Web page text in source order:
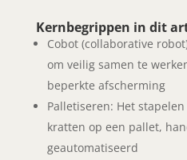
Kernbegrippen in dit
Cobot (collaborative
om veilig samen te
beperkte afscherming
Palletiseren: Het
kratten op een pallet,
geautomatiseerd